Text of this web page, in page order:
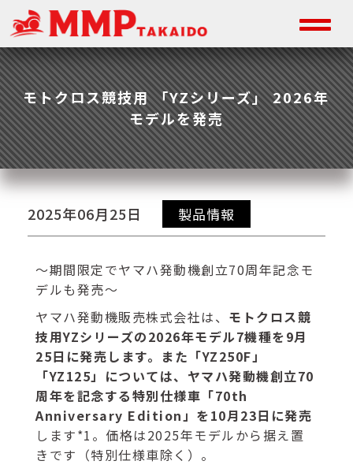
モトクロス競技用 「YZシリーズ」 2026年
モデルを発売
2025年06月25日 製品情報
～期間限定でヤマハ発動機創立70周年記念モ
デルも発売～
ヤマハ発動機販売株式会社は、 モトクロス競
技用YZシリーズの2026年モデル7機種を9月
25日に発売します。また「YZ250F」
「YZ125」については、ヤマハ発動機創立70
周年を記念する特別仕様車「70th
Anniversary Edition」を10月23日に発売
します*1。価格は2025年モデルから据え置
きです（特別仕様車除く）。